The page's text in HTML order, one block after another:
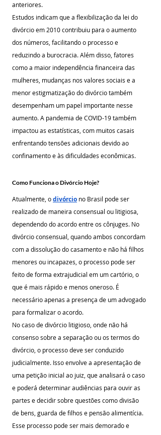
anteriores.
Estudos indicam que a flexibilização da lei do
divórcio em 2010 contribuiu para o aumento
dos números, facilitando o processo e
reduzindo a burocracia. Além disso, fatores
como a maior independência financeira das
mulheres, mudanças nos valores sociais e a
menor estigmatização do divórcio também
desempenham um papel importante nesse
aumento. A pandemia de COVID-19 também
impactou as estatísticas, com muitos casais
enfrentando tensões adicionais devido ao
confinamento e às dificuldades econômicas.
Como Funciona o Divórcio Hoje?
Atualmente, o divórcio no Brasil pode ser
realizado de maneira consensual ou litigiosa,
dependendo do acordo entre os cônjuges. No
divórcio consensual, quando ambos concordam
com a dissolução do casamento e não há filhos
menores ou incapazes, o processo pode ser
feito de forma extrajudicial em um cartório, o
que é mais rápido e menos oneroso. É
necessário apenas a presença de um advogado
para formalizar o acordo.
No caso de divórcio litigioso, onde não há
consenso sobre a separação ou os termos do
divórcio, o processo deve ser conduzido
judicialmente. Isso envolve a apresentação de
uma petição inicial ao juiz, que analisará o caso
e poderá determinar audiências para ouvir as
partes e decidir sobre questões como divisão
de bens, guarda de filhos e pensão alimentícia.
Esse processo pode ser mais demorado e